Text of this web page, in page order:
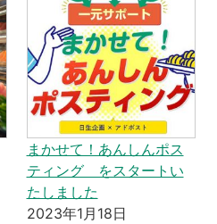
まかせて！あんしんポス
ティング をスタートい
たしました
2023年1月18日